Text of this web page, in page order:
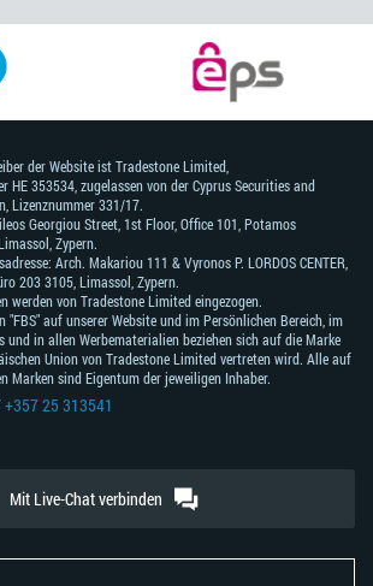
der Website ist Tradestone Limited,
HE 353534, zugelassen von der Cyprus Securities and
Lizenznummer 331/17.
Georgiou Street, 1st Floor, Office 101, Potamos
Zypern.
Arch. Makariou 111 & Vyronos Р. LORDOS CENTER,
203 3105, Limassol, Zypern.
werden von Tradestone Limited eingezogen.
"FBS" auf unserer Website und im Persönlichen Bereich, im
und in allen Werbematerialien beziehen sich auf die Marke
Union von Tradestone Limited vertreten wird. Alle auf
Marken sind Eigentum der jeweiligen Inhaber.
+357 25 313541
Mit Live-Chat verbinden